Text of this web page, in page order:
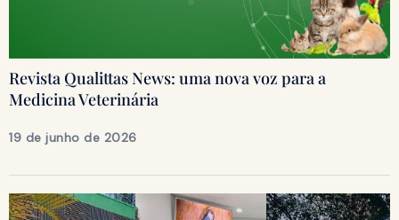
Revista Qualittas News: uma nova voz para a
Medicina Veterinária
19 de junho de 2026